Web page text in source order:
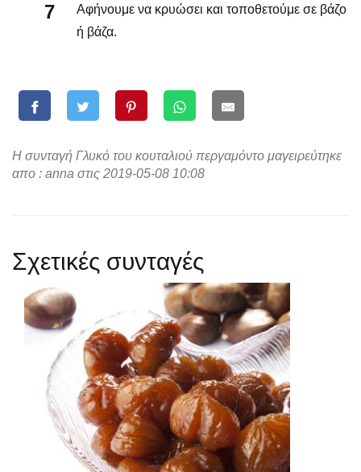
Αφήνουμε να κρυώσει και τοποθετούμε σε βάζο
ή βάζα.
Η συνταγή Γλυκό του κουταλιού περγαμόντο μαγειρεύτηκε
απο : anna στις 2019-05-08 10:08
Σχετικές συνταγές